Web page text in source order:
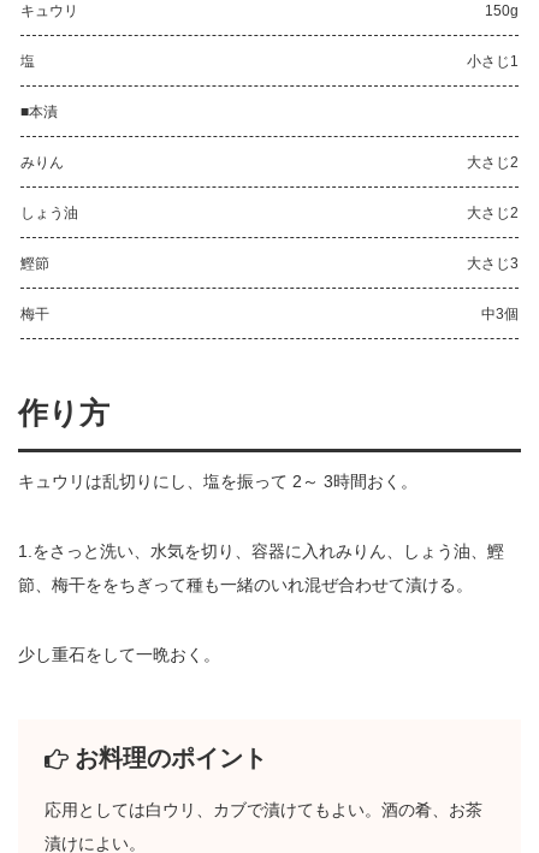
キュウリ 150g
塩 小さじ1
■本漬
みりん 大さじ2
しょう油 大さじ2
鰹節 大さじ3
梅干 中3個
作り方
キュウリは乱切りにし、塩を振って 2～ 3時間おく。
1.をさっと洗い、水気を切り、容器に入れみりん、しょう油、鰹
節、梅干ををちぎって種も一緒のいれ混ぜ合わせて漬ける。
少し重石をして一晩おく。
お料理のポイント
応用としては白ウリ、カブで漬けてもよい。酒の肴、お茶
漬けによい。